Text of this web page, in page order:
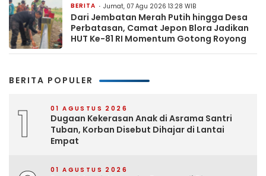
BERITA Jumat, 07 Agu 2026 13:28 WIB
Dari Jembatan Merah Putih hingga Desa
Perbatasan, Camat Jepon Blora Jadikan
HUT Ke-81 RI Momentum Gotong Royong
BERITA POPULER
1 01 AGUSTUS 2026
Dugaan Kekerasan Anak di Asrama Santri
Tuban, Korban Disebut Dihajar di Lantai
Empat
01 AGUSTUS 2026